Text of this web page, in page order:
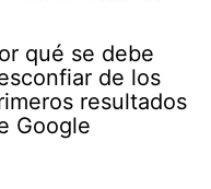
qué se debe
de los
resultados
Google